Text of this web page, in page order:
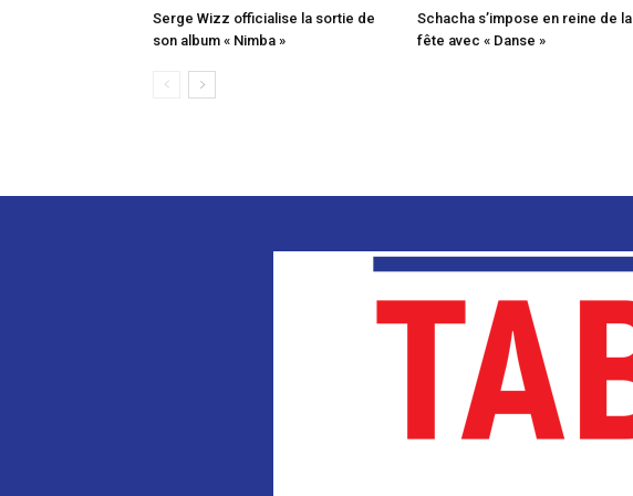
Serge Wizz officialise la sortie de
son album « Nimba »
Schacha s’impose en reine de la
fête avec « Danse »